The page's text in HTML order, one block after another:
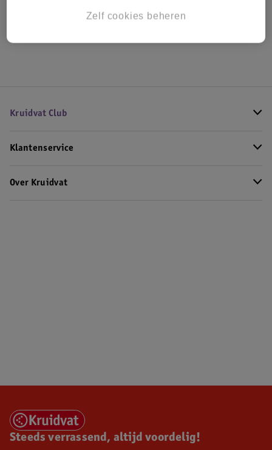
Kruidvat Club
Klantenservice
Over Kruidvat
Steeds verrassend, altijd voordelig!
Zelf cookies beheren